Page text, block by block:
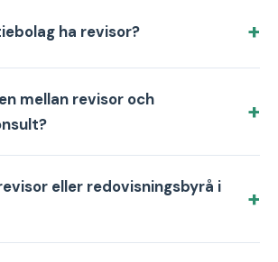
ha revisor?
mellan revisor och
eller redovisningsbyrå i